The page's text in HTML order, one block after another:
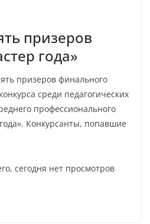
призеров
года»
призеров финального
среди педагогических
профессионального
Конкурсанты, попавшие
сегодня нет просмотров